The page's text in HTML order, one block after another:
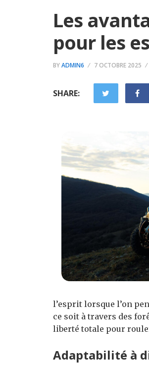
Les
pour les
BYADMIN6 7 OCTOBRE 2025
SHARE:
l’esprit lorsque l’on
ce soit à travers des
liberté totale pour
Adaptabilité à